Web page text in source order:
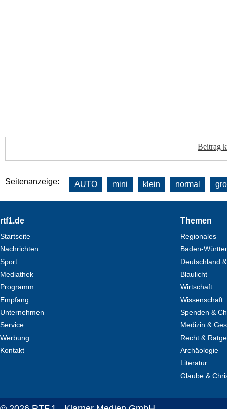
Beitrag
Seitenanzeige: AUTO mini klein normal
Footer
rtf1.de
Startseite
Nachrichten
Sport
Mediathek
Programm
Empfang
Unternehmen
Service
Werbung
Kontakt
Themen
Regionales
Baden-
Deutschland
Blaulicht
Wirtschaft
Wissenschaft
Spenden &
Medizin &
Recht &
Archäologie
Literatur
Glaube &